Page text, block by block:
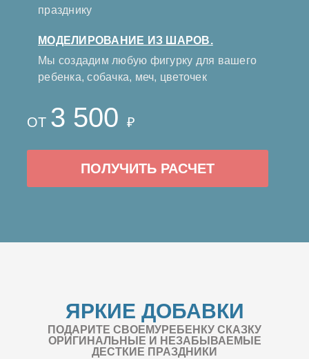
празднику
МОДЕЛИРОВАНИЕ ИЗ ШАРОВ.
Мы создадим любую фигурку для вашего
ребенка, собачка, меч, цветочек
ОТ 3 500 ₽
ПОЛУЧИТЬ РАСЧЕТ
ЯРКИЕ ДОБАВКИ
ПОДАРИТЕ СВОЕМУРЕБЕНКУ СКАЗКУ
ОРИГИНАЛЬНЫЕ И НЕЗАБЫВАЕМЫЕ
ДЕСТКИЕ ПРАЗДНИКИ